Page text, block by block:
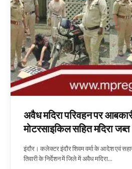
अवैध मदिरा परिवहन पर
मोटरसाइकिल सहित मदिरा जब्त
इंदौर। कलेक्टर इंदौर शिवम वर्मा के आदेश एवं
तिवारी के निर्देशन में जिले में अवैध मदिरा…